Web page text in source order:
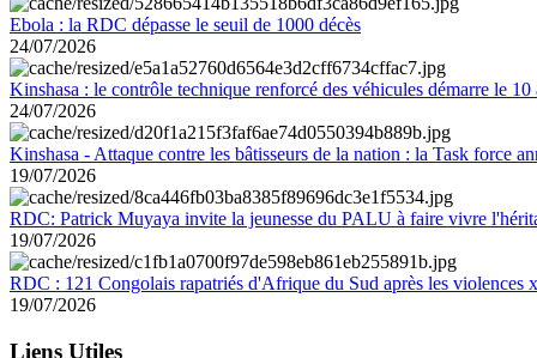
Ebola : la RDC dépasse le seuil de 1000 décès
24/07/2026
Kinshasa : le contrôle technique renforcé des véhicules démarre le 10
24/07/2026
Kinshasa - Attaque contre les bâtisseurs de la nation : la Task force
19/07/2026
RDC: Patrick Muyaya invite la jeunesse du PALU à faire vivre
19/07/2026
RDC : 121 Congolais rapatriés d'Afrique du Sud après les violences
19/07/2026
Liens Utiles